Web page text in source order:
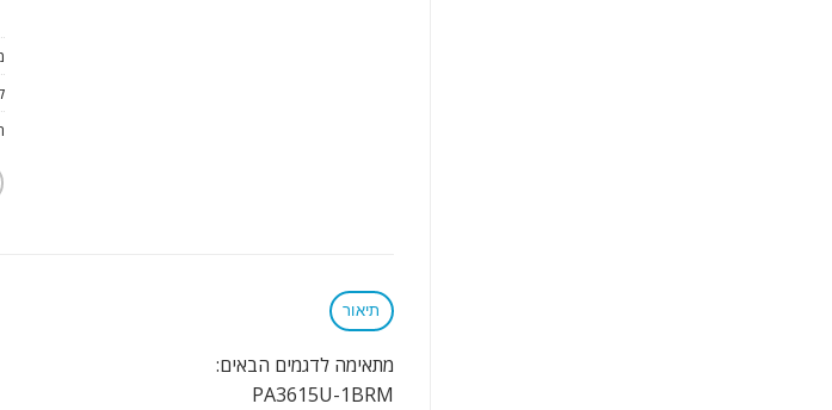
תיאור
מתאימה לדגמים הבאים:
PA3615U-1BRM